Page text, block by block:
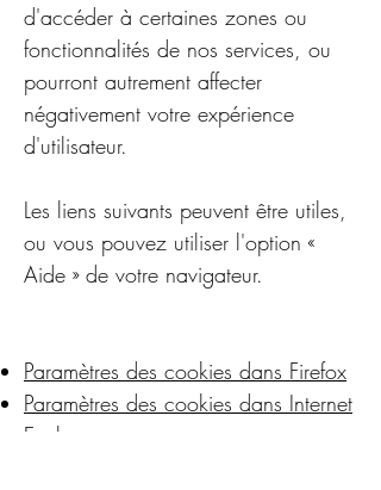
d'accéder à certaines zones ou
fonctionnalités de nos services, ou
pourront autrement affecter
négativement votre expérience
d'utilisateur.
Les liens suivants peuvent être utiles,
ou vous pouvez utiliser l'option «
Aide » de votre navigateur.
Paramètres des cookies dans Firefox
Paramètres des cookies dans Internet
Explorer